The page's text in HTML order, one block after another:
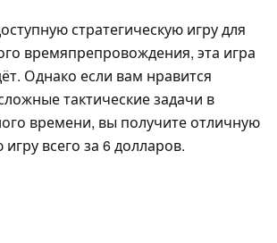
стратегическую игру для
времяпрепровождения, эта игра
Однако если вам нравится
тактические задачи в
времени, вы получите отличную
игру всего за 6 долларов.